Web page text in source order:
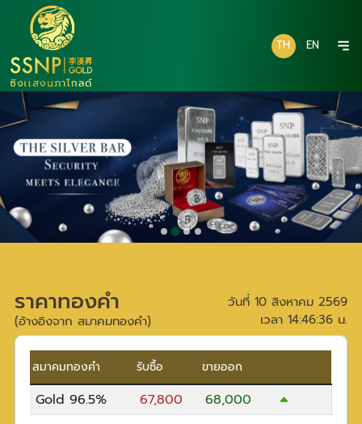
TH EN
ราคาทองคำ
(อ้างอิงจาก สมาคมทองคำ)
วันที่ 10 สิงหาคม 2569
เวลา 14:46:36น.
สมาคมทองคำ รับซื้อ ขายออก
Gold 96.5% 67,800 68,000